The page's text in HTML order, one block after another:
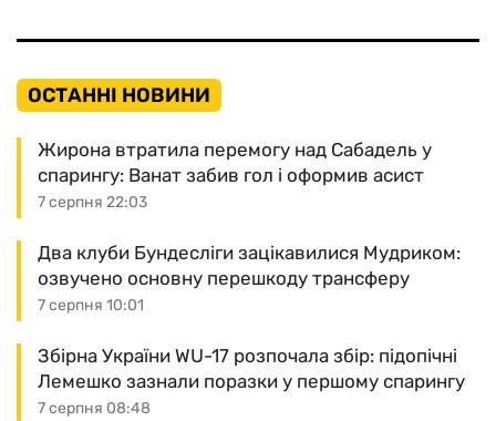
ОСТАННІ НОВИНИ
7 серпня 22:03
Жирона втратила перемогу над Сабадель у
спарингу: Ванат забив гол і оформив асист
7 серпня 10:01
Два клуби Бундесліги зацікавилися Мудриком:
озвучено основну перешкоду трансферу
7 серпня 08:48
Збірна України WU-17 розпочала збір: підопічні
Лемешко зазнали поразки у першому спарингу